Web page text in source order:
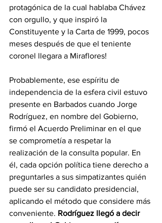
protagónica de la cual hablaba Chávez
con orgullo, y que inspiró la
Constituyente y la Carta de 1999, pocos
meses después de que el teniente
coronel llegara a Miraflores!
Probablemente, ese espíritu de
independencia de la esfera civil estuvo
presente en Barbados cuando Jorge
Rodríguez, en nombre del Gobierno,
firmó el Acuerdo Preliminar en el que
se comprometía a respetar la
realización de la consulta popular. En
él, cada opción política tiene derecho a
preguntarles a sus simpatizantes quién
puede ser su candidato presidencial,
aplicando el método que considere más
conveniente. Rodríguez llegó a decir